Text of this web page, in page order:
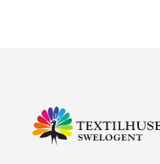
Kontakta oss